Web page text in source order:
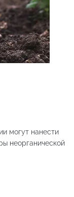
могут нанести
неорганической